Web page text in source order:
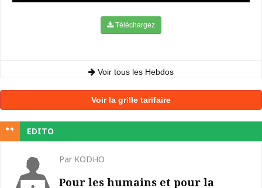
Téléchargez
Voir tous les Hebdos
Voir la grille tarifaire
EDITO
Par KODHO
Pour les humains et pour la